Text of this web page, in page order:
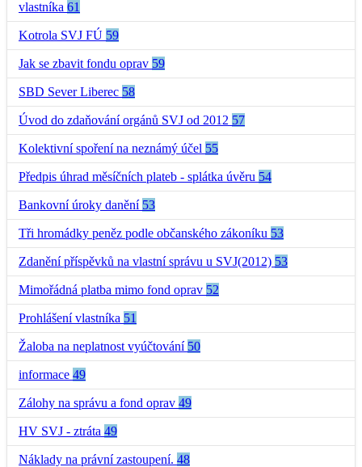
vlastníka 61
Kotrola SVJ FÚ 59
Jak se zbavit fondu oprav 59
SBD Sever Liberec 58
Úvod do zdaňování orgánů SVJ od 2012 57
Kolektivní spoření na neznámý účel 55
Předpis úhrad měsíčních plateb - splátka úvěru 54
Bankovní úroky danění 53
Tři hromádky peněz podle občanského zákoníku 53
Zdanění příspěvků na vlastní správu u SVJ(2012) 53
Mimořádná platba mimo fond oprav 52
Prohlášení vlastníka 51
Žaloba na neplatnost vyúčtování 50
informace 49
Zálohy na správu a fond oprav 49
HV SVJ - ztráta 49
Náklady na právní zastoupení. 48